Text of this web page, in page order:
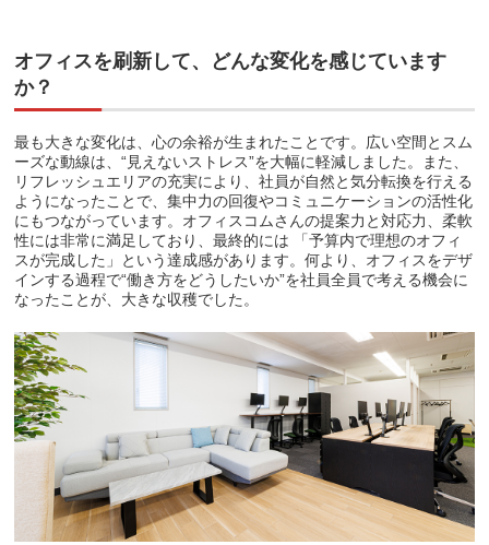
オフィスを刷新して、どんな変化を感じています
か？
最も大きな変化は、心の余裕が生まれたことです。広い空間とスム
ーズな動線は、“見えないストレス”を大幅に軽減しました。また、
リフレッシュエリアの充実により、社員が自然と気分転換を行える
ようになったことで、集中力の回復やコミュニケーションの活性化
にもつながっています。オフィスコムさんの提案力と対応力、柔軟
性には非常に満足しており、最終的には 「予算内で理想のオフィ
スが完成した」という達成感があります。何より、オフィスをデザ
インする過程で“働き方をどうしたいか”を社員全員で考える機会に
なったことが、大きな収穫でした。